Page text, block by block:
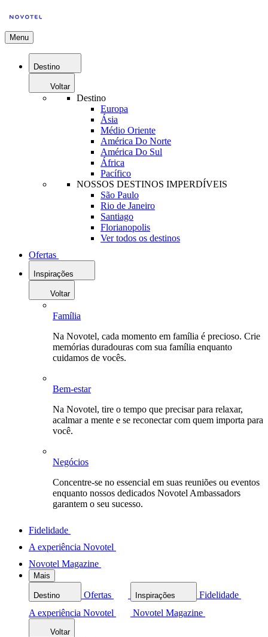
Menu
Destino
Voltar
Destino
Europa
Ásia
Médio Oriente
América Do Norte
América Do Sul
África
Pacífico
NOSSOS DESTINOS IMPERDÍVEIS
São Paulo
Rio de Janeiro
Santiago
Florianopolis
Ver todos os destinos
Ofertas
Inspirações
Voltar
Família
Na Novotel, cada momento em família é precioso. Crie
memórias duradouras com sua família enquanto
cuidamos de vocês.
Bem-estar
Na Novotel, tire o tempo que precisar para relaxar,
acalmar a mente e se reconectar com quem importa para
você.
Negócios
Concentre-se no essencial em suas reuniões ou eventos
enquanto nossos dedicados Novotel Ambassadors
garantem o seu sucesso.
Fidelidade
A experiência Novotel
Novotel Magazine
Mais
Destino Ofertas Inspirações
Fidelidade
A experiência Novotel
Novotel Magazine
Voltar